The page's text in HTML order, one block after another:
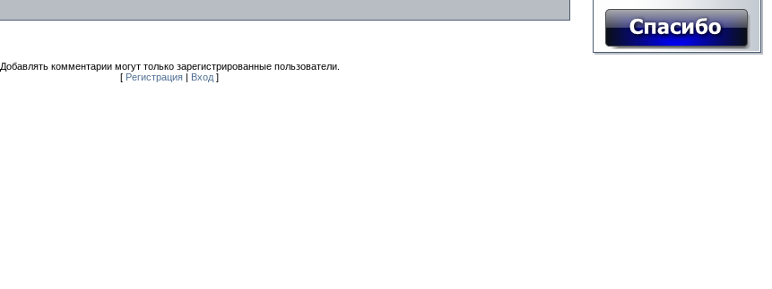
Добавлять комментарии могут только зарегистрированные пользователи.
[ Регистрация | Вход ]